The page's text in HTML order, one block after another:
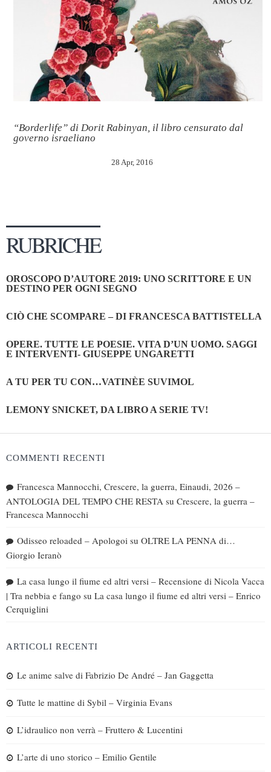
“Borderlife” di Dorit Rabinyan, il libro censurato dal
governo israeliano
28 Apr, 2016
RUBRICHE
OROSCOPO D’AUTORE 2019: UNO SCRITTORE E UN
DESTINO PER OGNI SEGNO
CIÒ CHE SCOMPARE – DI FRANCESCA BATTISTELLA
OPERE. TUTTE LE POESIE. VITA D’UN UOMO. SAGGI
E INTERVENTI- GIUSEPPE UNGARETTI
A TU PER TU CON…VATINÈE SUVIMOL
LEMONY SNICKET, DA LIBRO A SERIE TV!
COMMENTI RECENTI
Francesca Mannocchi, Crescere, la guerra, Einaudi, 2026 –
ANTOLOGIA DEL TEMPO CHE RESTA su Crescere, la guerra –
Francesca Mannocchi
Odisseo reloaded – Apologoi su OLTRE LA PENNA di…
Giorgio Ieranò
La casa lungo il fiume ed altri versi – Recensione di Nicola Vacca
| Tra nebbia e fango su La casa lungo il fiume ed altri versi – Enrico
Cerquiglini
ARTICOLI RECENTI
Le anime salve di Fabrizio De André – Jan Gaggetta
Tutte le mattine di Sybil – Virginia Evans
L’idraulico non verrà – Fruttero & Lucentini
L’arte di uno storico – Emilio Gentile